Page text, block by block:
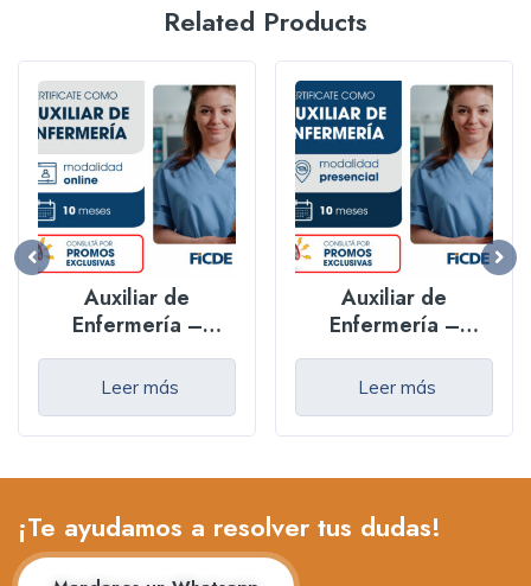
Related Products
Auxiliar de
Enfermería –
Online
Leer más
Auxiliar de
Enfermería –
Presencial
Leer más
¡Te ayudamos a resolver tus dudas!